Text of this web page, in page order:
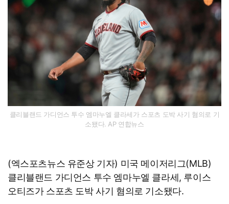
클리블랜드 가디언스 투수 엠마누엘 클라세가 스포츠 도박 사기 혐의로 기
소됐다. AP 연합뉴스
(엑스포츠뉴스 유준상 기자) 미국 메이저리그(MLB)
클리블랜드 가디언스 투수 엠마누엘 클라세, 루이스
오티즈가 스포츠 도박 사기 혐의로 기소됐다.